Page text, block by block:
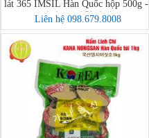
lát 365 IMSIL Hàn Quốc hộp 500g -
내산365상황버섯
Liên hệ 098.679.8008